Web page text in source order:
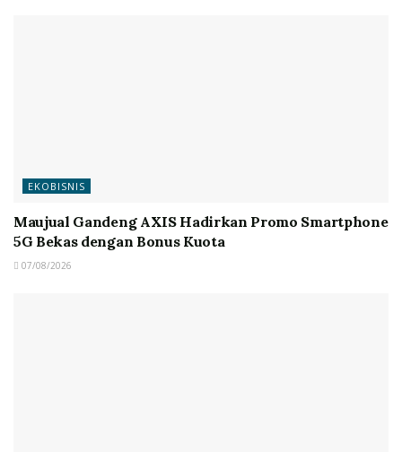
EKOBISNIS
Maujual Gandeng AXIS Hadirkan Promo Smartphone
5G Bekas dengan Bonus Kuota
07/08/2026